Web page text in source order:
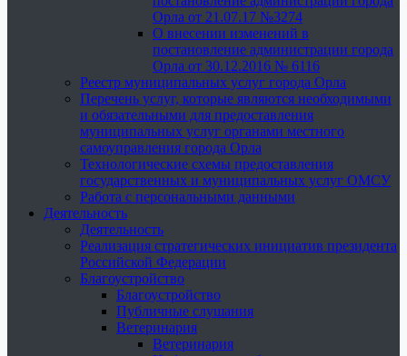
Орла от 21.07.17 №3274
О внесении изменений в
постановление администрации города
Орла от 30.12.2016 № 6116
Реестр муниципальных услуг города Орла
Перечень услуг, которые являются необходимыми
и обязательными для предоставления
муниципальных услуг органами местного
самоуправления города Орла
Технологические схемы предоставления
государственных и муниципальных услуг ОМСУ
Работа с персональными данными
Деятельность
Деятельность
Реализация стратегических инициатив президента
Российской Федерации
Благоустройство
Благоустройство
Публичные слушания
Ветеринария
Ветеринария